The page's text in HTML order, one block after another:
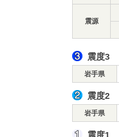
震源
震度3
岩手県
震度2
岩手県
震度1